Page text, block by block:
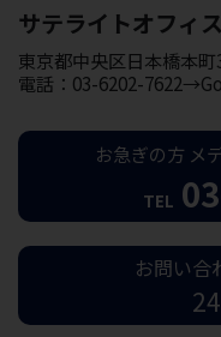
サテライトオフィス
東京都中央区日本橋本
電話：03-6202-
お急ぎの方 メ
TEL
お問い合